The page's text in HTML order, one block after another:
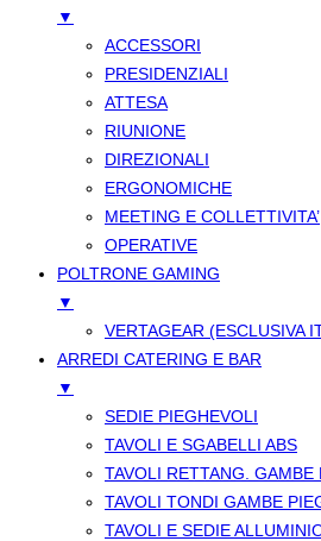
▼
ACCESSORI
PRESIDENZIALI
ATTESA
RIUNIONE
DIREZIONALI
ERGONOMICHE
MEETING E COLLETTIVITA’
OPERATIVE
POLTRONE GAMING
▼
VERTAGEAR (ESCLUSIVA
ARREDI CATERING E BAR
▼
SEDIE PIEGHEVOLI
TAVOLI E SGABELLI ABS
TAVOLI RETTANG. GAMBE
TAVOLI TONDI GAMBE
TAVOLI E SEDIE